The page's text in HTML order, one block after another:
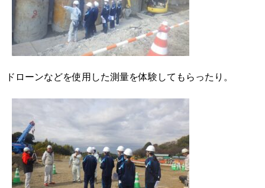
ドローンなどを使用した測量を体験してもらったり。